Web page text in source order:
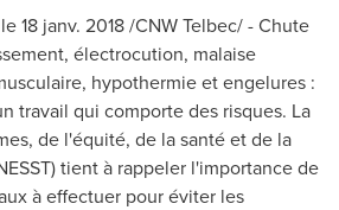
18 janv. 2018 /CNW Telbec/ - Chute
électrocution, malaise
hypothermie et engelures :
travail qui comporte des risques. La
de l'équité, de la santé et de la
tient à rappeler l'importance de
à effectuer pour éviter les